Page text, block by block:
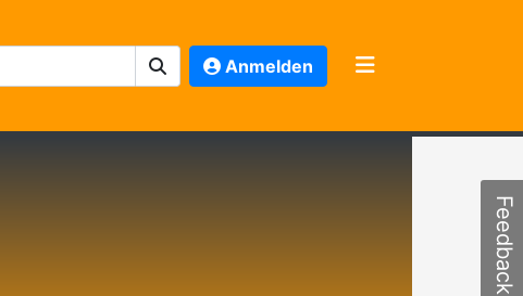
Anmelden
Feedback